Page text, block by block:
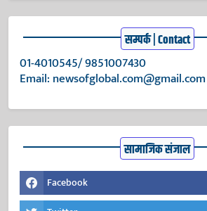
सम्पर्क | Contact
01-4010545/ 9851007430
Email: newsofglobal.com@gmail.com
सामाजिक संजाल
Facebook